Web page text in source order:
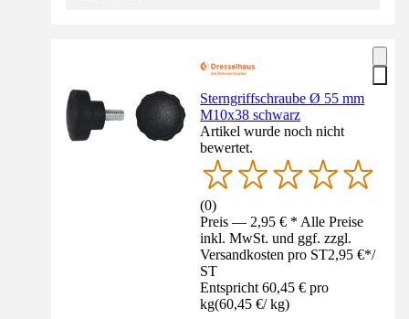
Sterngriffschraube Ø 55 mm
M10x38 schwarz
Artikel wurde noch nicht
bewertet.
(0)
Preis — 2,95 € * Alle Preise
inkl. MwSt. und ggf. zzgl.
Versandkosten pro ST2,95 €*/
ST
Entspricht 60,45 € pro
kg(60,45 €/ kg)